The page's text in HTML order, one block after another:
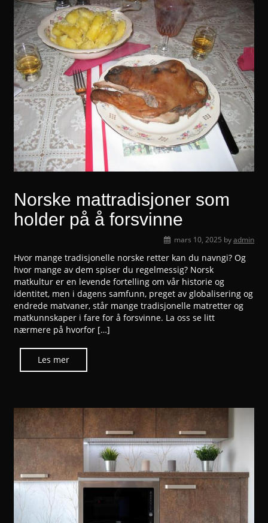
Norske mattradisjoner som
holder på å forsvinne
mars 10, 2025 byadmin
Hvor mange tradisjonelle norske retter kan du navngi? Og
hvor mange av dem spiser du regelmessig? Norsk
matkultur er en levende fortelling om vår historie og
identitet, men i dagens samfunn, preget av globalisering og
endrede matvaner, står mange tradisjonelle matretter og
matkunnskaper i fare for å forsvinne. La oss se litt
nærmere på hvorfor […]